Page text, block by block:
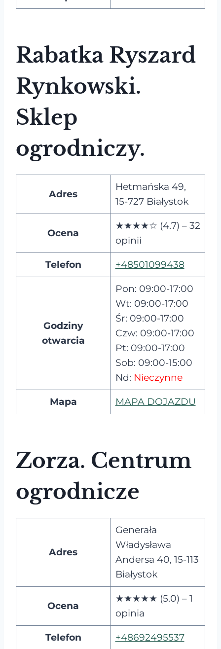
Rabatka Ryszard
Rynkowski.
Sklep
ogrodniczy.
Adres
Hetmańska 49,
15-727 Białystok
Ocena
★★★★☆ (4.7) – 32
opinii
Telefon +48501099438
Godziny
otwarcia
Pon: 09:00-17:00
Wt: 09:00-17:00
Śr: 09:00-17:00
Czw: 09:00-17:00
Pt: 09:00-17:00
Sob: 09:00-15:00
Nd: Nieczynne
Mapa MAPA DOJAZDU
Zorza. Centrum
ogrodnicze
Adres
Generała
Władysława
Andersa 40, 15-113
Białystok
Ocena
★★★★★ (5.0) – 1
opinia
Telefon +48692495537